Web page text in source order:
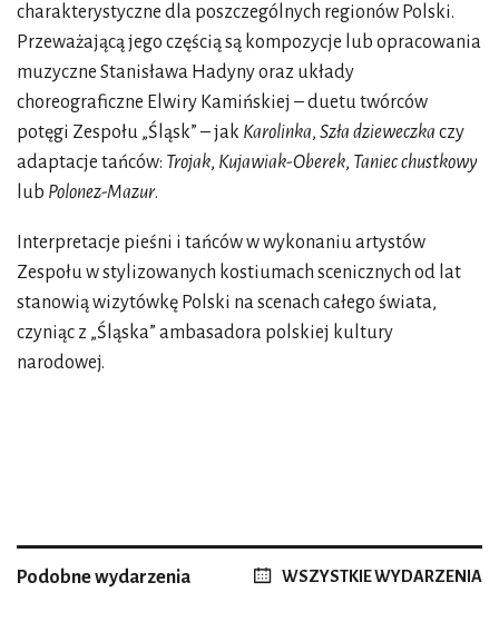
charakterystyczne dla poszczególnych regionów Polski.
Przeważającą jego częścią są kompozycje lub opracowania
muzyczne Stanisława Hadyny oraz układy
choreograficzne Elwiry Kamińskiej – duetu twórców
potęgi Zespołu „Śląsk” – jak Karolinka, Szła dzieweczka czy
adaptacje tańców: Trojak, Kujawiak-Oberek, Taniec chustkowy
lub Polonez-Mazur.
Interpretacje pieśni i tańców w wykonaniu artystów
Zespołu w stylizowanych kostiumach scenicznych od lat
stanowią wizytówkę Polski na scenach całego świata,
czyniąc z „Śląska” ambasadora polskiej kultury
narodowej.
Podobne wydarzenia WSZYSTKIE WYDARZENIA